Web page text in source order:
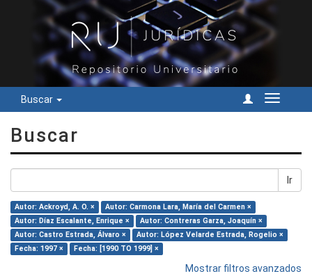
Buscar
Cambiar
Buscar
Ir
Autor: Ackroyd, A. O. ×
Autor: Carmona Lara, María del Carmen ×
Autor: Díaz Escalante, Enrique ×
Autor: Contreras Garza, Joaquín ×
Autor: Castro Estrada, Álvaro ×
Autor: López Velarde Estrada, Rogelio ×
Fecha: 1997 ×
Fecha: [1990 TO 1999] ×
Mostrar filtros avanzados